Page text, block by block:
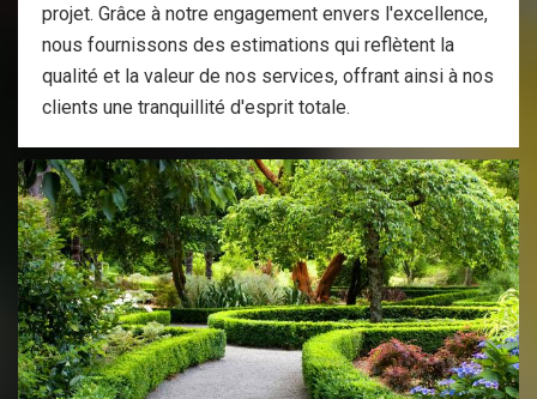
projet. Grâce à notre engagement envers l'excellence,
nous fournissons des estimations qui reflètent la
qualité et la valeur de nos services, offrant ainsi à nos
clients une tranquillité d'esprit totale.